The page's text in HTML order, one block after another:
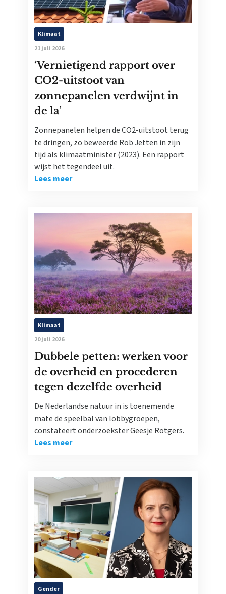
Klimaat
21 juli 2026
‘Vernietigend rapport over
CO2-uitstoot van
zonnepanelen verdwijnt in
de la’
Zonnepanelen helpen de CO2-uitstoot terug
te dringen, zo beweerde Rob Jetten in zijn
tijd als klimaatminister (2023). Een rapport
wijst het tegendeel uit.
Lees meer
Klimaat
20 juli 2026
Dubbele petten: werken voor
de overheid en procederen
tegen dezelfde overheid
De Nederlandse natuur in is toenemende
mate de speelbal van lobbygroepen,
constateert onderzoekster Geesje Rotgers.
Lees meer
Gender